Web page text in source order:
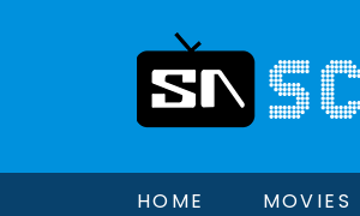
HOME MOVIES